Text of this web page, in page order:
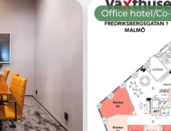
Office hotel/